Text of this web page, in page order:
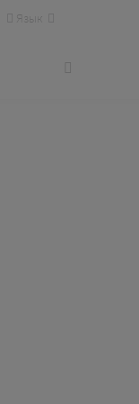
Язык